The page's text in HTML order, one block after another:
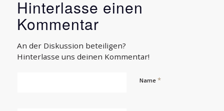
Hinterlasse einen
Kommentar
An der Diskussion beteiligen?
Hinterlasse uns deinen Kommentar!
Name *